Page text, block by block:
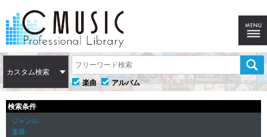
カスタム検索
楽曲
アルバム
検索条件
ジャンル
楽器